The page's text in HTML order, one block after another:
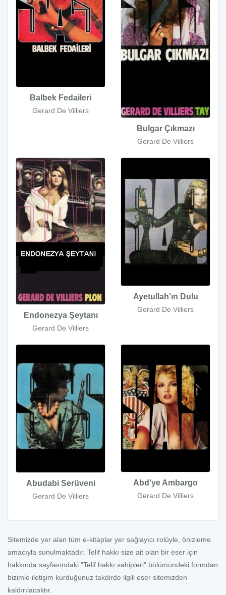
Balbek Fedaileri
Gerard De Villiers
Bulgar Çıkmazı
Gerard De Villiers
Endonezya Şeytanı
Gerard De Villiers
Ayetullah'ın Dulu
Gerard De Villiers
Abudabi Serüveni
Gerard De Villiers
Abd'ye Ambargo
Gerard De Villiers
Sitemizde yer alan tüm e-kitaplar yer sağlayıcı rolüyle, önizleme
amacıyla sunulmaktadır. Telif hakkı size ait olan bir eser için
hakkında sayfasındaki "Telif hakkı sahipleri" bölümündeki formdan
bizimle iletişim kurduğunuz takdirde ilgili eser sitemizden
kaldırılacaktır.